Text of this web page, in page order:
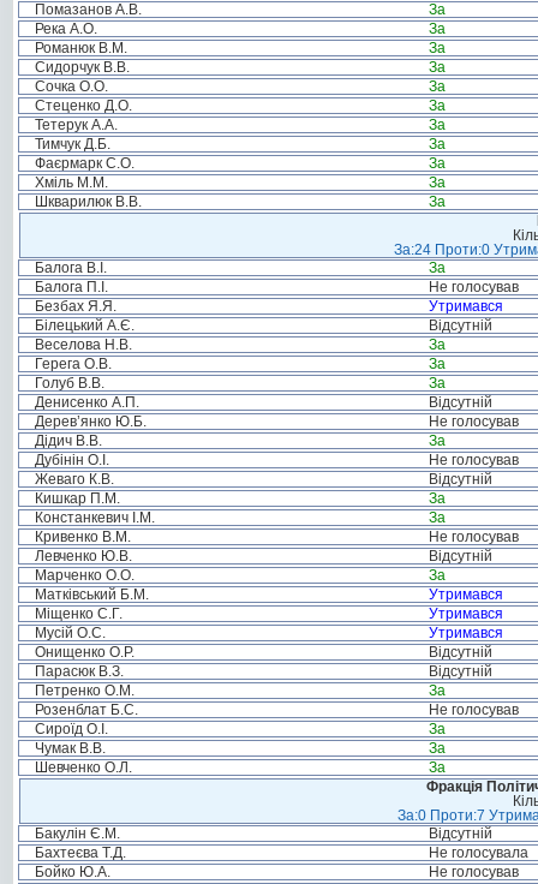
Помазанов А.В.
За
Река А.О.
За
Романюк В.М.
За
Сидорчук В.В.
За
Сочка О.О.
За
Стеценко Д.О.
За
Тетерук А.А.
За
Тимчук Д.Б.
За
Фаєрмарк С.О.
За
Хміль М.М.
За
Шкварилюк В.В.
За
За:24 Проти:0
Балога В.І.
За
Балога П.І.
Не голосував
Безбах Я.Я.
Утримався
Білецький А.Є.
Відсутній
Веселова Н.В.
За
Герега О.В.
За
Голуб В.В.
За
Денисенко А.П.
Відсутній
Дерев’янко Ю.Б.
Не голосував
Дідич В.В.
За
Дубінін О.І.
Не голосував
Жеваго К.В.
Відсутній
Кишкар П.М.
За
Констанкевич І.М.
За
Кривенко В.М.
Не голосував
Левченко Ю.В.
Відсутній
Марченко О.О.
За
Матківський Б.М.
Утримався
Міщенко С.Г.
Утримався
Мусій О.С.
Утримався
Онищенко О.Р.
Відсутній
Парасюк В.З.
Відсутній
Петренко О.М.
За
Розенблат Б.С.
Не голосував
Сироїд О.І.
За
Чумак В.В.
За
Шевченко О.Л.
За
Фракція
За:0 Проти:7
Бакулін Є.М.
Відсутній
Бахтеєва Т.Д.
Не голосувала
Бойко Ю.А.
Не голосував